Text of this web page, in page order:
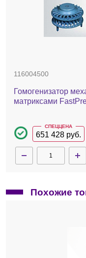
116004500
Гомогенизатор
матриксами
СПЕЦЦЕНА
651 428 руб.
Похожие